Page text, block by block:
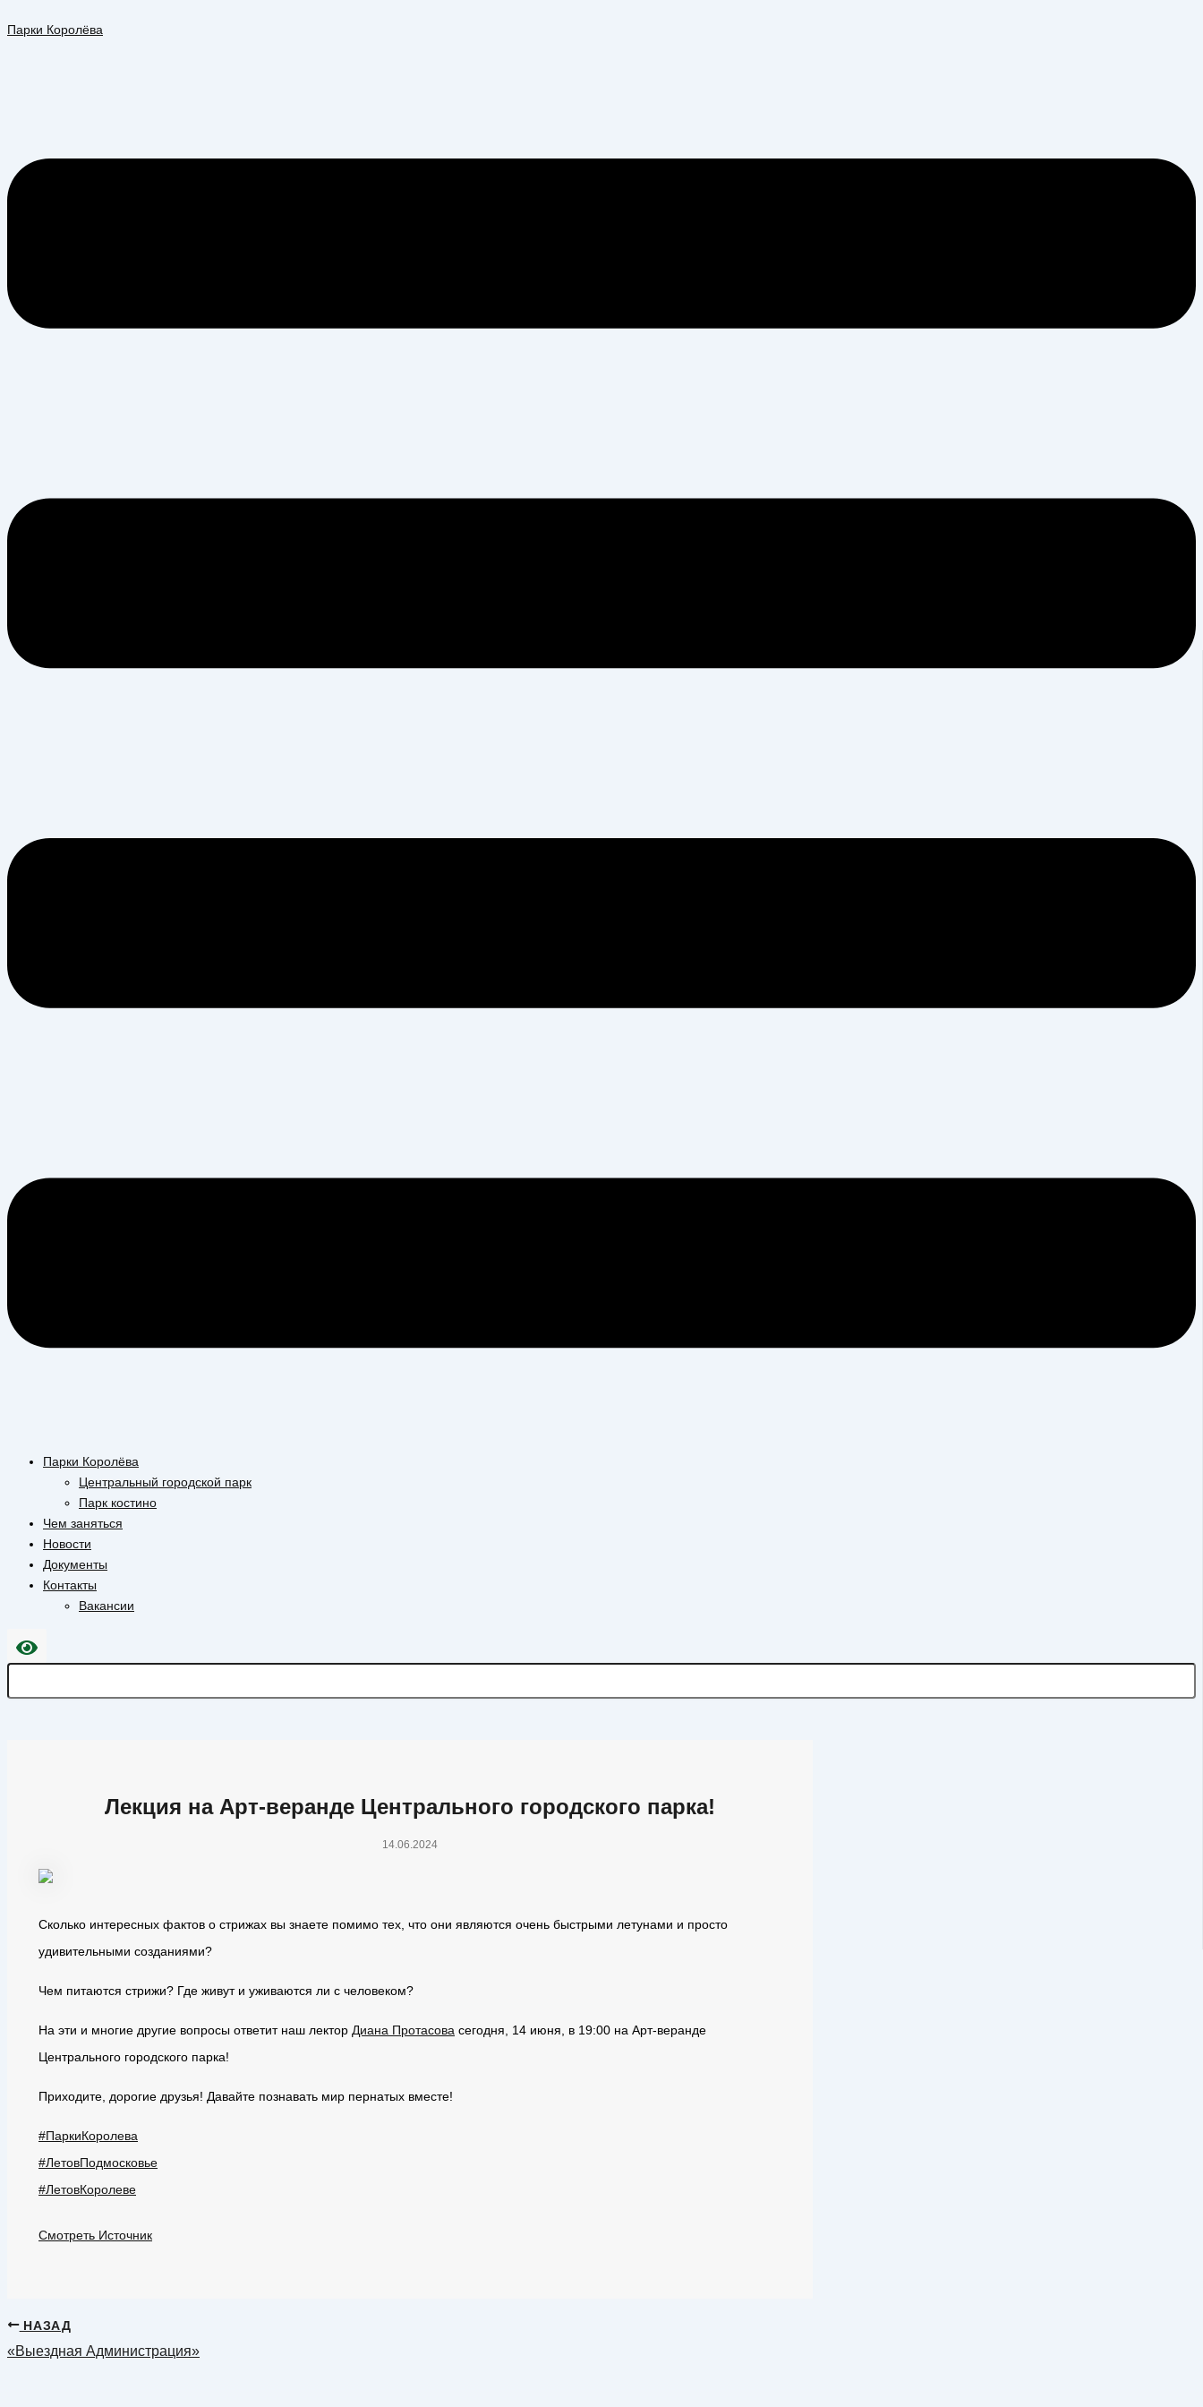
кПарки Королёва
Парки Королёва
Центральный городской парк
Парк костино
Чем заняться
Новости
Документы
Контакты
Вакансии
Лекция на Арт-веранде Центрального городского парка!
14.06.2024
Сколько интересных фактов о стрижах вы знаете помимо тех, что они являются очень быстрыми летунами и просто
удивительными созданиями?
Чем питаются стрижи? Где живут и уживаются ли с человеком?
На эти и многие другие вопросы ответит наш лектор Диана Протасова сегодня, 14 июня, в 19:00 на Арт-веранде
Центрального городского парка!
Приходите, дорогие друзья! Давайте познавать мир пернатых вместе!
#ПаркиКоролева
#ЛетовПодмосковье
#ЛетовКоролеве
Смотреть Источник
НАЗАД
«Выездная Администрация»